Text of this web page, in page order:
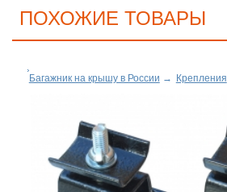
ПОХОЖИЕ ТОВАРЫ
Багажник на крышу в России → Крепления